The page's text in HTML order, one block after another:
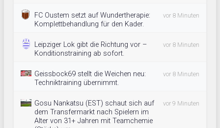
FC Oustem setzt auf Wundertherapie:
Komplettbehandlung für den Kader.
vor 8 Minuten
Leipziger Lok gibt die Richtung vor –
Konditionstraining ab sofort.
vor 8 Minuten
Geissbock69 stellt die Weichen neu:
Techniktraining übernimmt.
vor 8 Minuten
Gosu Nankatsu (EST) schaut sich auf
dem Transfermarkt nach Spielern im
Alter von 31+ Jahren mit Teamchemie
vor 9 Minuten